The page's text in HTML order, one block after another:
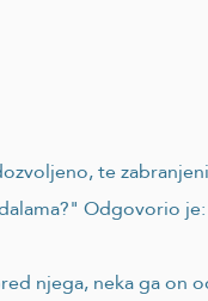
te
Odgovorio
njega, neka ga on